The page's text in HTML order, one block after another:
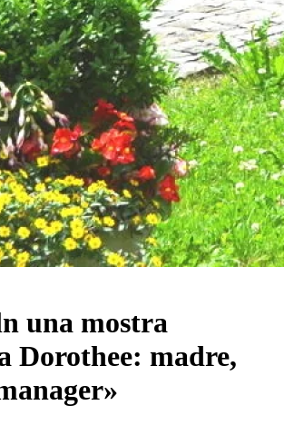
una mostra
Dorothee: madre,